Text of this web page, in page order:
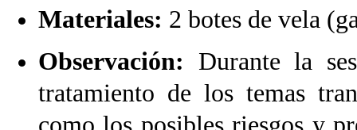
Materiales: 2 botes de vela
Observación: Durante la
tratamiento de los temas